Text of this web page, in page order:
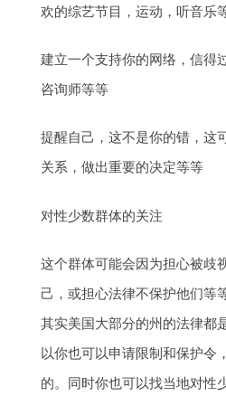
欢的综艺节目，运动，听音乐
建立一个支持你的网络，信得
咨询师等等
提醒自己，这不是你的错，这
关系，做出重要的决定等等
对性少数群体的关注
这个群体可能会因为担心被歧
己，或担心法律不保护他们等
其实美国大部分的州的法律都
以你也可以申请限制和保护令
的。同时你也可以找当地对性